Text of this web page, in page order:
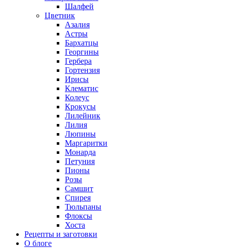
Шалфей
Цветник
Азалия
Астры
Бархатцы
Георгины
Гербера
Гортензия
Ирисы
Клематис
Колеус
Крокусы
Лилейник
Лилия
Люпины
Маргаритки
Монарда
Петуния
Пионы
Розы
Самшит
Спирея
Тюльпаны
Флоксы
Хоста
Рецепты и заготовки
О блоге